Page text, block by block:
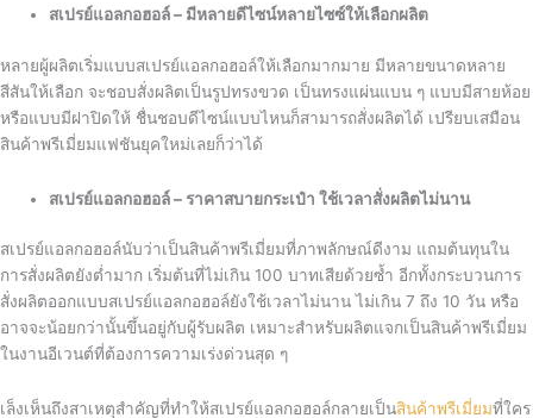
สเปรย์แอลกอฮอล์ – มีหลายดีไซน์หลายไซซ์ให้เลือกผลิต
หลายผู้ผลิตเริ่มแบบสเปรย์แอลกอฮอล์ให้เลือกมากมาย มีหลายขนาดหลาย
สีสันให้เลือก จะชอบสั่งผลิตเป็นรูปทรงขวด เป็นทรงแผ่นแบน ๆ แบบมีสายห้อย
หรือแบบมีฝาปิดให้ ชื่นชอบดีไซน์แบบไหนก็สามารถสั่งผลิตได้ เปรียบเสมือน
สินค้าพรีเมี่ยมแฟชันยุคใหม่เลยก็ว่าได้
สเปรย์แอลกอฮอล์ – ราคาสบายกระเป๋า ใช้เวลาสั่งผลิตไม่นาน
สเปรย์แอลกอฮอล์นับว่าเป็นสินค้าพรีเมี่ยมที่ภาพลักษณ์ดีงาม แถมต้นทุนใน
การสั่งผลิตยังต่ำมาก เริ่มต้นที่ไม่เกิน 100 บาทเสียด้วยซ้ำ อีกทั้งกระบวนการ
สั่งผลิตออกแบบสเปรย์แอลกอฮอล์ยังใช้เวลาไม่นาน ไม่เกิน 7 ถึง 10 วัน หรือ
อาจจะน้อยกว่านั้นขึ้นอยู่กับผู้รับผลิต เหมาะสำหรับผลิตแจกเป็นสินค้าพรีเมี่ยม
ในงานอีเวนต์ที่ต้องการความเร่งด่วนสุด ๆ
เล็งเห็นถึงสาเหตุสำคัญที่ทำให้สเปรย์แอลกอฮอล์กลายเป็นสินค้าพรีเมี่ยมที่ใคร